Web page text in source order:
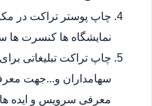
چاپ پوستر تراکت در
نمایشگاه ها کنسرت ها
چاپ تراکت تبلیغاتی
سهامداران و...جهت
معرفی سرویس و ایده